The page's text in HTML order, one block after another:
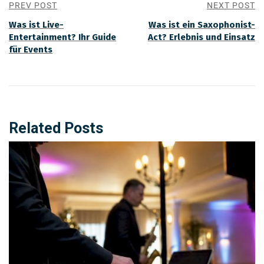
PREV POST
Was ist Live-
Entertainment? Ihr Guide
für Events
NEXT POST
Was ist ein Saxophonist-
Act? Erlebnis und Einsatz
Related Posts